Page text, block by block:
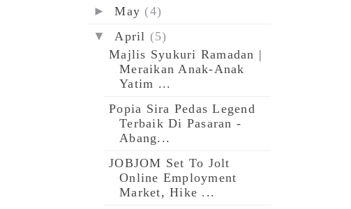
►May (4)
▼April (5)
Majlis Syukuri Ramadan |
Meraikan Anak-Anak
Yatim ...
Popia Sira Pedas Legend
Terbaik Di Pasaran -
Abang...
JOBJOM Set To Jolt
Online Employment
Market, Hike ...